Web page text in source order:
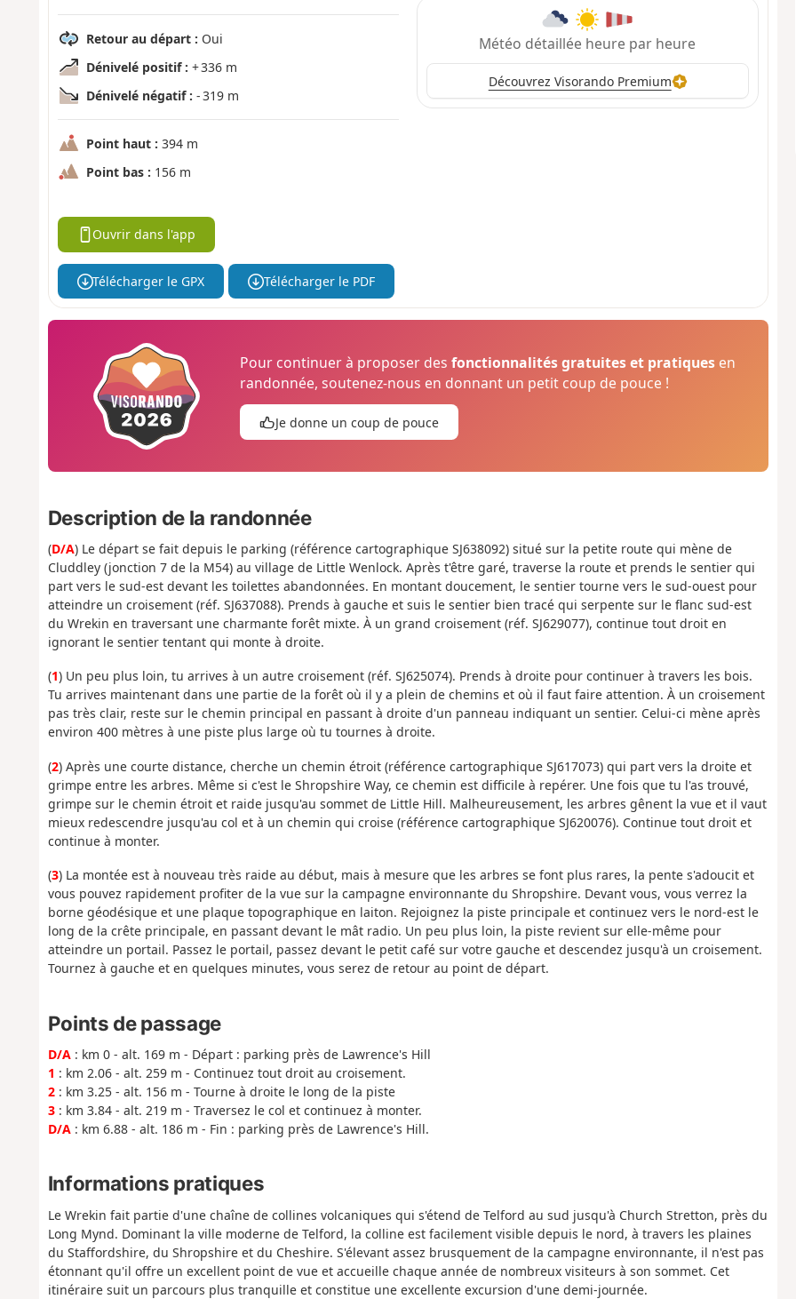
Retour au départ : Oui
Dénivelé positif : + 336 m
Dénivelé négatif : - 319 m
Point haut : 394 m
Point bas : 156 m
Météo détaillée heure par heure
Découvrez Visorando Premium
Ouvrir dans l'app
Télécharger le GPX Télécharger le PDF
Pour continuer à proposer desfonctionnalités gratuites et pratiques en
randonnée, soutenez-nous en donnant un petit coup de pouce !
Je donne un coup de pouce
Description de la randonnée
(D/A) Le départ se fait depuis le parking (référence cartographique SJ638092) situé sur la petite route qui mène de
Cluddley (jonction 7 de la M54) au village de Little Wenlock. Après t'être garé, traverse la route et prends le sentier qui
part vers le sud-est devant les toilettes abandonnées. En montant doucement, le sentier tourne vers le sud-ouest pour
atteindre un croisement (réf. SJ637088). Prends à gauche et suis le sentier bien tracé qui serpente sur le flanc sud-est
du Wrekin en traversant une charmante forêt mixte. À un grand croisement (réf. SJ629077), continue tout droit en
ignorant le sentier tentant qui monte à droite.
(1) Un peu plus loin, tu arrives à un autre croisement (réf. SJ625074). Prends à droite pour continuer à travers les bois.
Tu arrives maintenant dans une partie de la forêt où il y a plein de chemins et où il faut faire attention. À un croisement
pas très clair, reste sur le chemin principal en passant à droite d'un panneau indiquant un sentier. Celui-ci mène après
environ 400 mètres à une piste plus large où tu tournes à droite.
(2) Après une courte distance, cherche un chemin étroit (référence cartographique SJ617073) qui part vers la droite et
grimpe entre les arbres. Même si c'est le Shropshire Way, ce chemin est difficile à repérer. Une fois que tu l'as trouvé,
grimpe sur le chemin étroit et raide jusqu'au sommet de Little Hill. Malheureusement, les arbres gênent la vue et il vaut
mieux redescendre jusqu'au col et à un chemin qui croise (référence cartographique SJ620076). Continue tout droit et
continue à monter.
(3) La montée est à nouveau très raide au début, mais à mesure que les arbres se font plus rares, la pente s'adoucit et
vous pouvez rapidement profiter de la vue sur la campagne environnante du Shropshire. Devant vous, vous verrez la
borne géodésique et une plaque topographique en laiton. Rejoignez la piste principale et continuez vers le nord-est le
long de la crête principale, en passant devant le mât radio. Un peu plus loin, la piste revient sur elle-même pour
atteindre un portail. Passez le portail, passez devant le petit café sur votre gauche et descendez jusqu'à un croisement.
Tournez à gauche et en quelques minutes, vous serez de retour au point de départ.
Points de passage
D/A: km 0 - alt. 169 m - Départ : parking près de Lawrence's Hill
1 : km 2.06 - alt. 259 m - Continuez tout droit au croisement.
2: km 3.25 - alt. 156 m - Tourne à droite le long de la piste
3: km 3.84 - alt. 219 m - Traversez le col et continuez à monter.
D/A: km 6.88 - alt. 186 m - Fin : parking près de Lawrence's Hill.
Informations pratiques
Le Wrekin fait partie d'une chaîne de collines volcaniques qui s'étend de Telford au sud jusqu'à Church Stretton, près du
Long Mynd. Dominant la ville moderne de Telford, la colline est facilement visible depuis le nord, à travers les plaines
du Staffordshire, du Shropshire et du Cheshire. S'élevant assez brusquement de la campagne environnante, il n'est pas
étonnant qu'il offre un excellent point de vue et accueille chaque année de nombreux visiteurs à son sommet. Cet
itinéraire suit un parcours plus tranquille et constitue une excellente excursion d'une demi-journée.